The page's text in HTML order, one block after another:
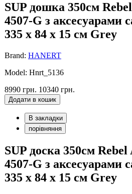
SUP дошка 350см
4507-G з аксесуарами
335 x 84 x 15 см Grey
Brand: HANERT
Model: Hnrt_5136
8990 грн. 10340 грн.
Додати в кошик
В закладки
порівняння
SUP доска 350см
4507-G з аксесуарами
335 x 84 x 15 см Grey